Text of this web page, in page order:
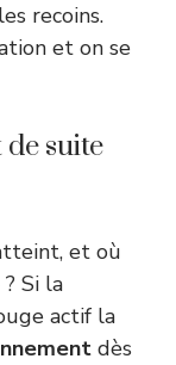
recoins.
et on se
de suite
et où
Si la
actif la
dès